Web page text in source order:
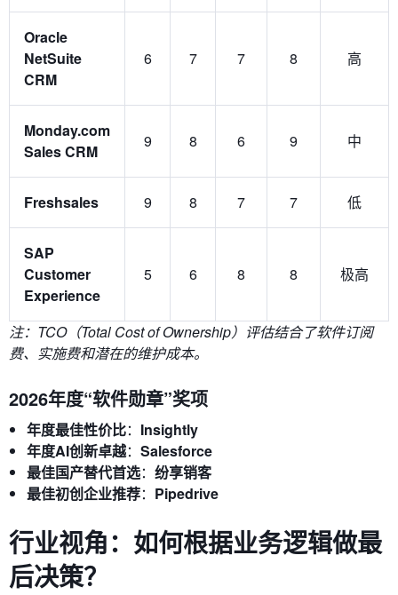
Oracle
NetSuite
CRM
6 7 7 8 高
Monday.com
Sales CRM
9 8 6 9 中
Freshsales 9 8 7 7 低
SAP
Customer
Experience
5 6 8 8 极高
注：TCO（Total Cost of Ownership）评估结合了软件订阅
费、实施费和潜在的维护成本。
2026年度“软件勋章”奖项
年度最佳性价比： Insightly
年度AI创新卓越： Salesforce
最佳国产替代首选： 纷享销客
最佳初创企业推荐： Pipedrive
行业视角：如何根据业务逻辑做最
后决策？